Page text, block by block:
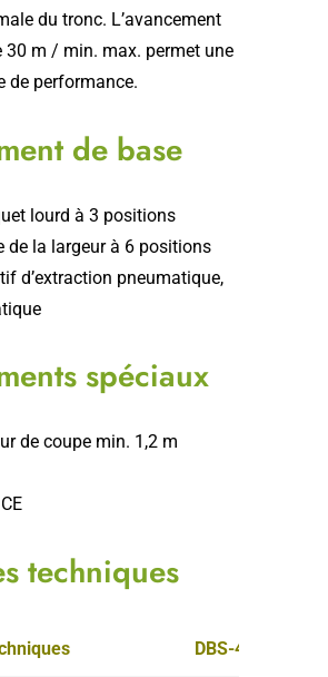
du tronc. L’avancement
30 m / min. max. permet une
de performance.
de base
lourd à 3 positions
de la largeur à 6 positions
d’extraction pneumatique,
spéciaux
de coupe min. 1,2 m
techniques
DBS-450-30/22